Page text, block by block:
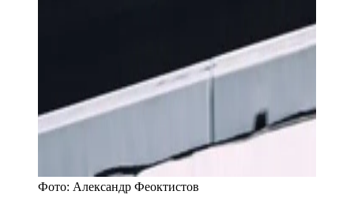
Фото: Александр Феоктистов